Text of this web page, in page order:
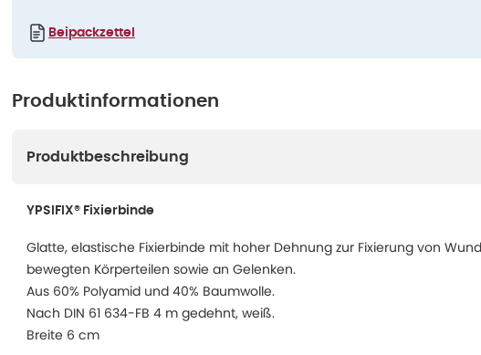
Beipackzettel
Produktinformationen
Produktbeschreibung
YPSIFIX® Fixierbinde
Glatte, elastische Fixierbinde mit hoher Dehnung zur Fixierung von
bewegten Körperteilen sowie an Gelenken.
Aus 60% Polyamid und 40% Baumwolle.
Nach DIN 61 634-FB 4 m gedehnt, weiß.
Breite 6 cm